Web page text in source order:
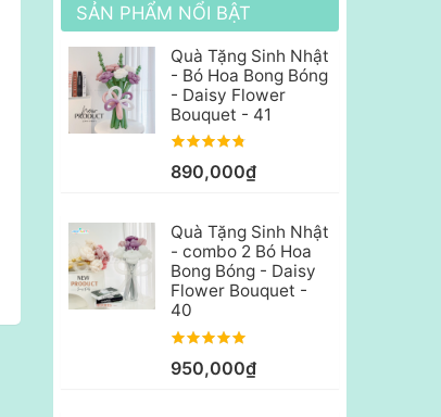
SẢN PHẨM NỔI BẬT
Quà Tặng Sinh Nhật
- Bó Hoa Bong Bóng
- Daisy Flower
Bouquet - 41
890,000₫
Quà Tặng Sinh Nhật
- combo 2 Bó Hoa
Bong Bóng - Daisy
Flower Bouquet -
40
950,000₫